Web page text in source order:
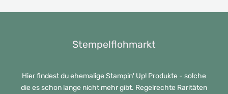
Stempelflohmarkt
Hier findest du ehemalige Stampin' Up! Produkte - solche
die es schon lange nicht mehr gibt. Regelrechte Raritäten